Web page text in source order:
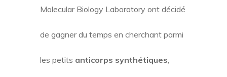
Molecular Biology Laboratory ont décidé
de gagner du temps en cherchant parmi
les petits anticorps synthétiques,